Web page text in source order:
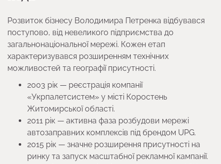
Розвиток бізнесу Володимира Петренка відбувався
поступово, від невеликого підприємства до
загальнонаціональної мережі. Кожен етап
характеризувався розширенням технічних
можливостей та географії присутності.
2003 рік — реєстрація компанії
«Укрпалетсистем» у місті Коростень
Житомирської області.
2011 рік — активна фаза розбудови мережі
автозаправних комплексів під брендом UPG.
2015 рік — значне розширення присутності на
ринку та запуск масштабної рекламної кампанії.